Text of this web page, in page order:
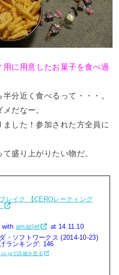
用に用意したお菓子を食べ過
分近く食べるって・・・。
だなー。
した！参加された方全員に
盛り上がりたい物だ。
レイク 【CEROレーティング
withamazlet
at 14.11.10
・ソフトワークス (2014-10-23)
ランキング: 146
で詳細を見る